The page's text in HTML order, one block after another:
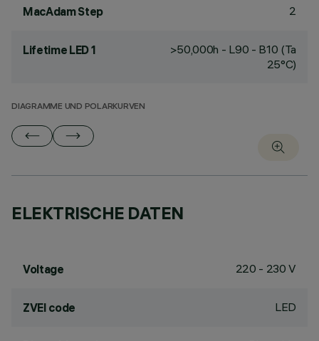
MacAdam Step 2
Lifetime LED 1
>50,000h - L90 - B10 (Ta
25°C)
DIAGRAMME UND POLARKURVEN
ELEKTRISCHE DATEN
Voltage 220 - 230 V
ZVEI code LED